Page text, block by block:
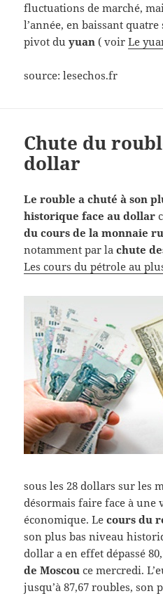
fluctuations de marché,
l’année, en baissant
pivot duyuan ( voirLe
source: lesechos.fr
Chute du
dollar
Le rouble a chuté à son
historique face au dollar
du cours de la monnaie
notamment par lachute
Les cours du pétrole au
sous les 28 dollars sur les
désormais faire face à une
économique. Lecours du
son plus bas niveau
dollar a en effet dépassé
de Moscou ce mercredi.
jusqu’à 87,67 roubles, son